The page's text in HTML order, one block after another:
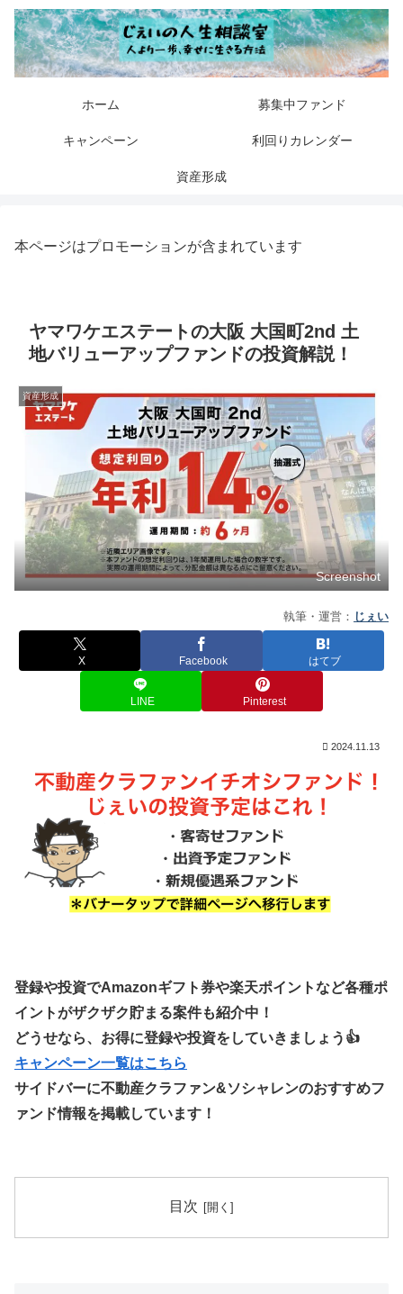
ホーム 募集中ファンド
キャンペーン 利回りカレンダー
資産形成
本ページはプロモーションが含まれています
ヤマワケエステートの大阪 大国町2nd 土
地バリューアップファンドの投資解説！
資産形成
Screenshot
執筆・運営： じぇい
X Facebook はてブ
LINE Pinterest
2024.11.13
登録や投資でAmazonギフト券や楽天ポイントなど各種ポ
イントがザクザク貯まる案件も紹介中！
どうせなら、お得に登録や投資をしていきましょう👍
キャンペーン一覧はこちら
サイドバーに不動産クラファン&ソシャレンのおすすめフ
ァンド情報を掲載しています！
目次